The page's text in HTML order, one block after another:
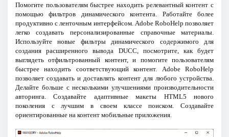
Помогите пользователям быстрее находить релевантный контент с
помощью фильтров динамического контента. Работайте более
продуктивно с ленточным интерфейсом. Adobe RoboHelp позволяет
легко создавать персонализированные справочные материалы.
Используйте новые фильтры динамического содержимого для
создания расширенного вывода DUCC, посмотрите, как будет
выглядеть отфильтрованный контент, и помогите пользователям
быстрее находить соответствующий контент. Adobe RoboHelp
позволяет создавать и доставлять контент для любого устройства.
Делайте больше с несколькими улучшениями производительности
авторинга. Создавайте адаптивные макеты HTML5 нового
поколения с лучшим в своем классе поиском. Создавайте
ориентированные на контент мобильные приложения.